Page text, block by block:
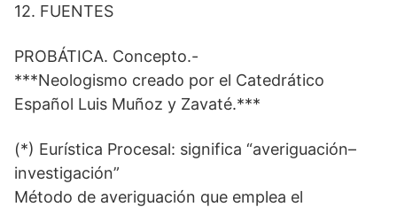
12. FUENTES
PROBÁTICA. Concepto.-
***Neologismo creado por el Catedrático
Español Luis Muñoz y Zavaté.***
(*) Eurística Procesal: significa “averiguación–
investigación”
Método de averiguación que emplea el